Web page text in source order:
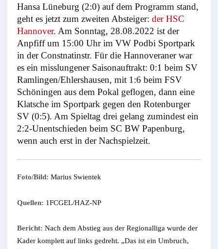
Hansa Lüneburg (2:0) auf dem Programm stand,
geht es jetzt zum zweiten Absteiger: der HSC
Hannover. Am Sonntag, 28.08.2022 ist der
Anpfiff um 15:00 Uhr im VW Podbi Sportpark
in der Constnatinstr. Für die Hannoveraner war
es ein misslungener Saisonauftrakt: 0:1 beim SV
Ramlingen/Ehlershausen, mit 1:6 beim FSV
Schöningen aus dem Pokal geflogen, dann eine
Klatsche im Sportpark gegen den Rotenburger
SV (0:5). Am Spieltag drei gelang zumindest ein
2:2-Unentschieden beim SC BW Papenburg,
wenn auch erst in der Nachspielzeit.
Foto/Bild: Marius Swientek
Quellen: 1FCGEL/HAZ-NP
Bericht: Nach dem Abstieg aus der Regionalliga wurde der
Kader komplett auf links gedreht. „Das ist ein Umbruch,